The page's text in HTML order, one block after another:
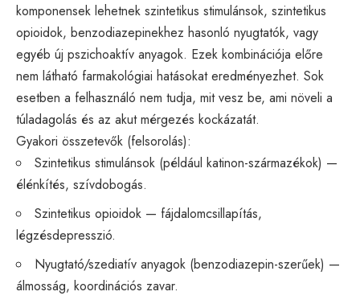
komponensek lehetnek szintetikus stimulánsok, szintetikus
opioidok, benzodiazepinekhez hasonló nyugtatók, vagy
egyéb új pszichoaktív anyagok. Ezek kombinációja előre
nem látható farmakológiai hatásokat eredményezhet. Sok
esetben a felhasználó nem tudja, mit vesz be, ami növeli a
túladagolás és az akut mérgezés kockázatát.
Gyakori összetevők (felsorolás):
Szintetikus stimulánsok (például katinon-származékok) —
élénkítés, szívdobogás.
Szintetikus opioidok — fájdalomcsillapítás,
légzésdepresszió.
Nyugtató/szediatív anyagok (benzodiazepin-szerűek) —
álmosság, koordinációs zavar.